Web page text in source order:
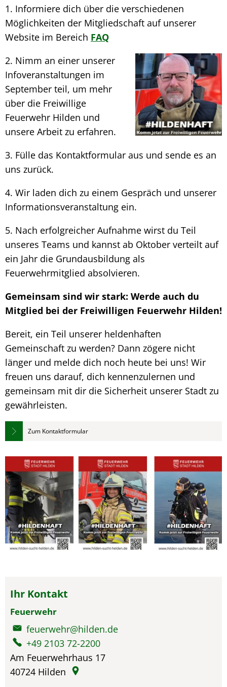
1. Informiere dich über die verschiedenen
Möglichkeiten der Mitgliedschaft auf unserer
Website im Bereich FAQ
2. Nimm an einer unserer
Infoveranstaltungen im
September teil, um mehr
über die Freiwillige
Feuerwehr Hilden und
unsere Arbeit zu erfahren.
3. Fülle das Kontaktformular aus und sende es an
uns zurück.
4. Wir laden dich zu einem Gespräch und unserer
Informationsveranstaltung ein.
5. Nach erfolgreicher Aufnahme wirst du Teil
unseres Teams und kannst ab Oktober verteilt auf
ein Jahr die Grundausbildung als
Feuerwehrmitglied absolvieren.
Gemeinsam sind wir stark: Werde auch du
Mitglied bei der Freiwilligen Feuerwehr Hilden!
Bereit, ein Teil unserer heldenhaften
Gemeinschaft zu werden? Dann zögere nicht
länger und melde dich noch heute bei uns! Wir
freuen uns darauf, dich kennenzulernen und
gemeinsam mit dir die Sicherheit unserer Stadt zu
gewährleisten.
Zum Kontaktformular
Ihr Kontakt
Feuerwehr
feuerwehr@hilden.de
+49 2103 72-2200
Am Feuerwehrhaus 17
40724 Hilden